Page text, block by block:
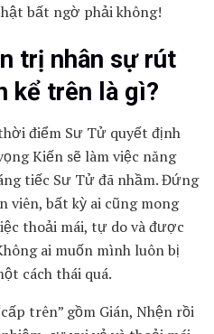
bất ngờ phải không!
trị nhân sự rút
kể trên là gì?
điểm Sư Tử quyết định
Kiến sẽ làm việc năng
tiếc Sư Tử đã nhầm. Đứng
viên, bất kỳ ai cũng mong
thoải mái, tự do và được
ai muốn mình luôn bị
cách thái quá.
trên” gồm Gián, Nhện rồi